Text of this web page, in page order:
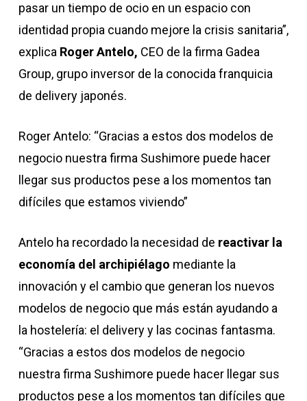
pasar un tiempo de ocio en un espacio con
identidad propia cuando mejore la crisis sanitaria”,
explica Roger Antelo, CEO de la firma Gadea
Group, grupo inversor de la conocida franquicia
de delivery japonés.
Roger Antelo: “Gracias a estos dos modelos de
negocio nuestra firma Sushimore puede hacer
llegar sus productos pese a los momentos tan
difíciles que estamos viviendo”
Antelo ha recordado la necesidad de reactivar la
economía del archipiélago mediante la
innovación y el cambio que generan los nuevos
modelos de negocio que más están ayudando a
la hostelería: el delivery y las cocinas fantasma.
“Gracias a estos dos modelos de negocio
nuestra firma Sushimore puede hacer llegar sus
productos pese a los momentos tan difíciles que